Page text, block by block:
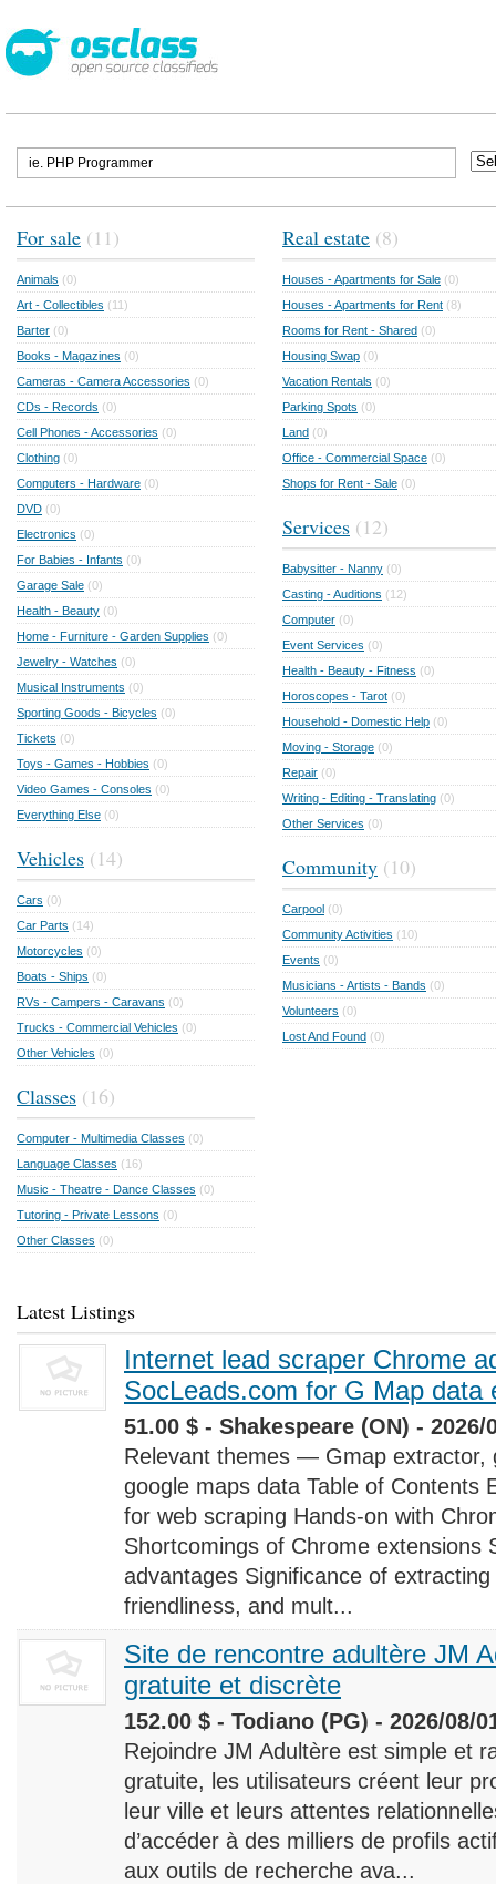
For sale (11)
Animals (0)
Art - Collectibles (11)
Barter (0)
Books - Magazines (0)
Cameras - Camera Accessories (0)
CDs - Records (0)
Cell Phones - Accessories (0)
Clothing (0)
Computers - Hardware (0)
DVD (0)
Electronics (0)
For Babies - Infants (0)
Garage Sale (0)
Health - Beauty (0)
Home - Furniture - Garden Supplies (0)
Jewelry - Watches (0)
Musical Instruments (0)
Sporting Goods - Bicycles (0)
Tickets (0)
Toys - Games - Hobbies (0)
Video Games - Consoles (0)
Everything Else (0)
Vehicles (14)
Cars (0)
Car Parts (14)
Motorcycles (0)
Boats - Ships (0)
RVs - Campers - Caravans (0)
Trucks - Commercial Vehicles (0)
Other Vehicles (0)
Classes (16)
Computer - Multimedia Classes (0)
Language Classes (16)
Music - Theatre - Dance Classes (0)
Tutoring - Private Lessons (0)
Other Classes (0)
Real estate (8)
Houses - Apartments for Sale (0)
Houses - Apartments for Rent (8)
Rooms for Rent - Shared (0)
Housing Swap (0)
Vacation Rentals (0)
Parking Spots (0)
Land (0)
Office - Commercial Space (0)
Shops for Rent - Sale (0)
Services (12)
Babysitter - Nanny (0)
Casting - Auditions (12)
Computer (0)
Event Services (0)
Health - Beauty - Fitness (0)
Horoscopes - Tarot (0)
Household - Domestic Help (0)
Moving - Storage (0)
Repair (0)
Writing - Editing - Translating (0)
Other Services (0)
Community (10)
Carpool (0)
Community Activities (10)
Events (0)
Musicians - Artists - Bands (0)
Volunteers (0)
Lost And Found (0)
Latest Listings
Internet lead scraper Chrome
SocLeads.com for G Map data
51.00 $ - Shakespeare (ON) - 2026/
Relevant themes — Gmap extractor,
google maps data Table of Contents
for web scraping Hands-on with
Shortcomings of Chrome extensions
advantages Significance of
friendliness, and mult...
Site de rencontre adultère JM
gratuite et discrète
152.00 $ - Todiano (PG) - 2026/08/
Rejoindre JM Adultère est simple et
gratuite, les utilisateurs créent leur
leur ville et leurs attentes
d’accéder à des milliers de profils
aux outils de recherche ava...